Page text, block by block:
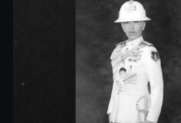
SIAMRATH